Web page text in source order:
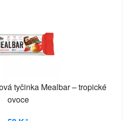
tyčinka Mealbar – tropické
ovoce